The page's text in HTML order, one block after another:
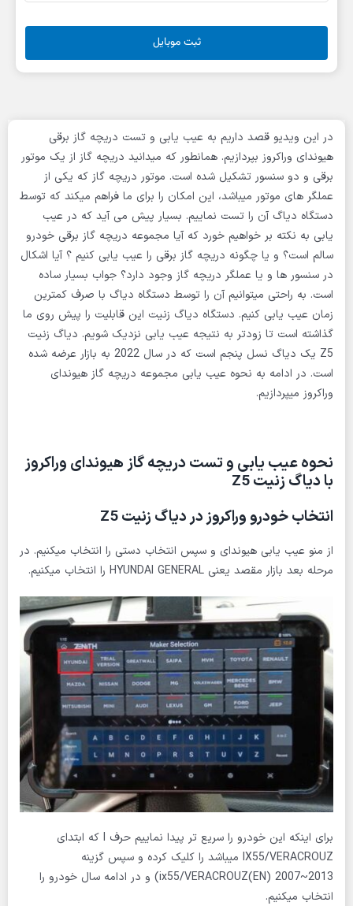
در این ویدیو قصد داریم به عیب یابی و تست دریچه گاز برقی
هیوندای وراکروز بپردازیم. همانطور که میدانید دریچه گاز از یک موتور
برقی و دو سنسور تشکیل شده است. موتور دریچه گاز که یکی از
عملگر های موتور میباشد، این امکان را برای ما فراهم میکند که توسط
دستگاه دیاگ آن را تست نماییم. بسیار پیش می آید که در عیب
یابی به نکته بر خواهیم خورد که آیا مجموعه دریچه گاز برقی خودرو
سالم است؟ و یا چگونه دریچه گاز برقی را عیب یابی کنیم ؟ آیا اشکال
در سنسور ها و یا عملگر دریچه گاز وجود دارد؟ جواب بسیار ساده
است. به راحتی میتوانیم آن را توسط دستگاه دیاگ با صرف کمترین
زمان عیب یابی کنیم. دستگاه دیاگ زنیت این قابلیت را پیش روی ما
گذاشته است تا زودتر به نتیجه عیب یابی نزدیک شویم. دیاگ زنیت
Z5 یک دیاگ نسل پنجم است که در سال 2022 به بازار عرضه شده
است. در ادامه به نحوه عیب یابی مجموعه دریچه گاز هیوندای
وراکروز میپردازیم.
نحوه عیب یابی و تست دریچه گاز هیوندای وراکروز
با دیاگ زنیت Z5
انتخاب خودرو وراکروز در دیاگ زنیت Z5
از منو عیب یابی هیوندای و سپس انتخاب دستی را انتخاب میکنیم. در
مرحله بعد بازار مقصد یعنی HYUNDAI GENERAL را انتخاب میکنیم.
برای اینکه این خودرو را سریع تر پیدا نماییم حرف I که ابتدای
IX55/VERACROUZ میباشد را کلیک کرده و سپس گزینه
ix55/VERACROUZ(EN) 2007~2013) و در ادامه سال خودرو را
انتخاب میکنیم.
ثبت موبایل